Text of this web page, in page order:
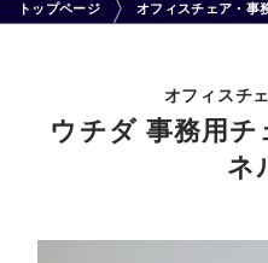
トップページ オフィスチェア・事
オフィスチ
ウチダ 事務用
ネ